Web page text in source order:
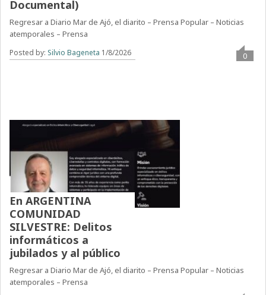
Documental)
Regresar a Diario Mar de Ajó, el diarito – Prensa Popular – Noticias
atemporales – Prensa
Posted by: Silvio Bageneta 1/8/2026 0
En ARGENTINA
COMUNIDAD
SILVESTRE: Delitos
informáticos a
jubilados y al público
Regresar a Diario Mar de Ajó, el diarito – Prensa Popular – Noticias
atemporales – Prensa